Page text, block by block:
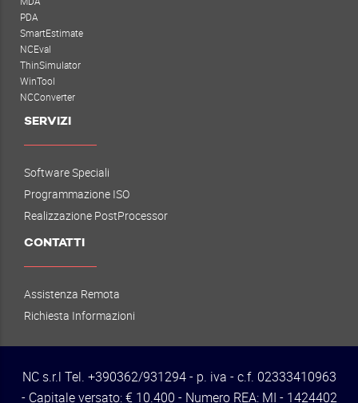
PDA
SmartEstimate
NCEval
ThinSimulator
WinTool
NCConverter
SERVIZI
Software Speciali
Programmazione ISO
Realizzazione PostProcessor
CONTATTI
Assistenza Remota
Richiesta Informazioni
NC s.r.l Tel. +390362/931294 - p. iva - c.f. 02333410963
- Capitale versato: € 10.400 - Numero REA: MI - 1424402